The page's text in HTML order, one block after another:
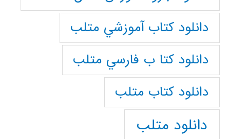
دانلود كتاب آموزشي متلب
دانلود كتا ب فارسي متلب
دانلود كتاب متلب
دانلود متلب